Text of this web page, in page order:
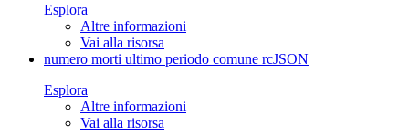
Esplora
Altre informazioni
Vai alla risorsa
numero morti ultimo periodo comune rcJSON
Esplora
Altre informazioni
Vai alla risorsa